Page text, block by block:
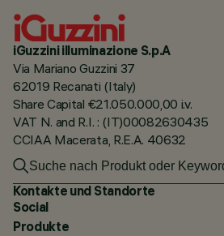
iGuzzini illuminazione S.p.A
Via Mariano Guzzini 37
62019 Recanati (Italy)
Share Capital €21.050.000,00 i.v.
VAT N. and R.I. : (IT)00082630435
CCIAA Macerata, R.E.A. 40632
Kontakte und Standorte
Social
Produkte